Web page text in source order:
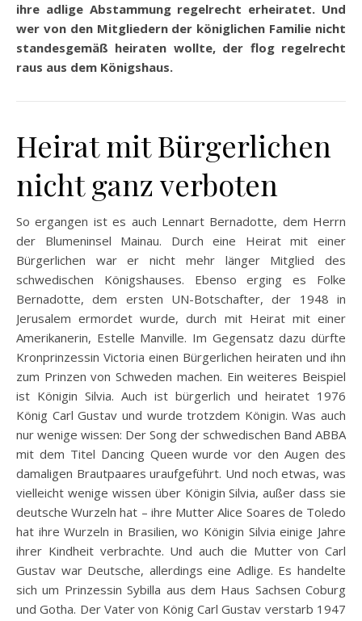
ihre adlige Abstammung regelrecht erheiratet. Und
wer von den Mitgliedern der königlichen Familie nicht
standesgemäß heiraten wollte, der flog regelrecht
raus aus dem Königshaus.
Heirat mit Bürgerlichen
nicht ganz verboten
So ergangen ist es auch Lennart Bernadotte, dem Herrn
der Blumeninsel Mainau. Durch eine Heirat mit einer
Bürgerlichen war er nicht mehr länger Mitglied des
schwedischen Königshauses. Ebenso erging es Folke
Bernadotte, dem ersten UN-Botschafter, der 1948 in
Jerusalem ermordet wurde, durch mit Heirat mit einer
Amerikanerin, Estelle Manville. Im Gegensatz dazu dürfte
Kronprinzessin Victoria einen Bürgerlichen heiraten und ihn
zum Prinzen von Schweden machen. Ein weiteres Beispiel
ist Königin Silvia. Auch ist bürgerlich und heiratet 1976
König Carl Gustav und wurde trotzdem Königin. Was auch
nur wenige wissen: Der Song der schwedischen Band ABBA
mit dem Titel Dancing Queen wurde vor den Augen des
damaligen Brautpaares uraufgeführt. Und noch etwas, was
vielleicht wenige wissen über Königin Silvia, außer dass sie
deutsche Wurzeln hat – ihre Mutter Alice Soares de Toledo
hat ihre Wurzeln in Brasilien, wo Königin Silvia einige Jahre
ihrer Kindheit verbrachte. Und auch die Mutter von Carl
Gustav war Deutsche, allerdings eine Adlige. Es handelte
sich um Prinzessin Sybilla aus dem Haus Sachsen Coburg
und Gotha. Der Vater von König Carl Gustav verstarb 1947